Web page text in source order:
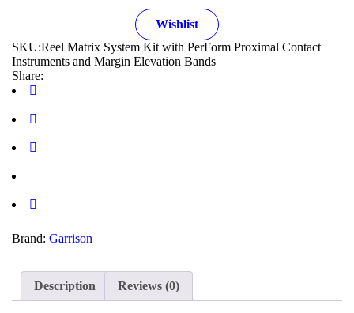
Wishlist
SKU:Reel Matrix System Kit with PerForm Proximal Contact
Instruments and Margin Elevation Bands
Share:
Brand: Garrison
Description Reviews (0)